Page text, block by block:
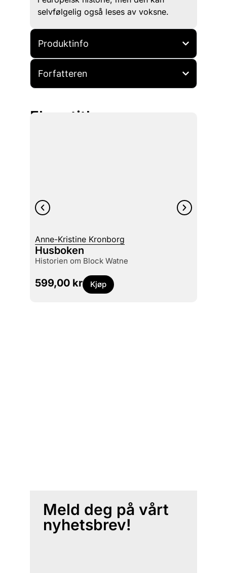
selvfølgelig også leses av voksne.
Produktinfo
Forfatteren
Flere titler
Anne-Kristine Kronborg
Husboken
historien om Block Watne
599,00 kr Kjøp
Meld deg på vårt
nyhetsbrev!